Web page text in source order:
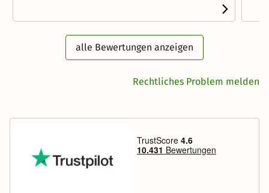
alle Bewertungen anzeigen
Rechtliches Problem melden